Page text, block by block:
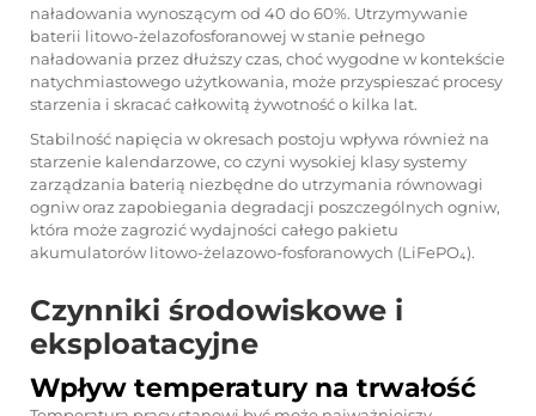
naładowania wynoszącym od 40 do 60%. Utrzymywanie
baterii litowo-żelazofosforanowej w stanie pełnego
naładowania przez dłuższy czas, choć wygodne w kontekście
natychmiastowego użytkowania, może przyspieszać procesy
starzenia i skracać całkowitą żywotność o kilka lat.
Stabilność napięcia w okresach postoju wpływa również na
starzenie kalendarzowe, co czyni wysokiej klasy systemy
zarządzania baterią niezbędne do utrzymania równowagi
ogniw oraz zapobiegania degradacji poszczególnych ogniw,
która może zagrozić wydajności całego pakietu
akumulatorów litowo-żelazowo-fosforanowych (LiFePO₄).
Czynniki środowiskowe i
eksploatacyjne
Wpływ temperatury na trwałość